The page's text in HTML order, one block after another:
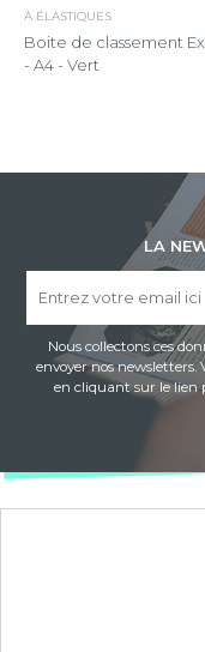
À ÉLASTIQUES
Boite de classement
- A4 - Vert
LA
Nous collectons ces
envoyer nos newsletters.
en cliquant sur le lien